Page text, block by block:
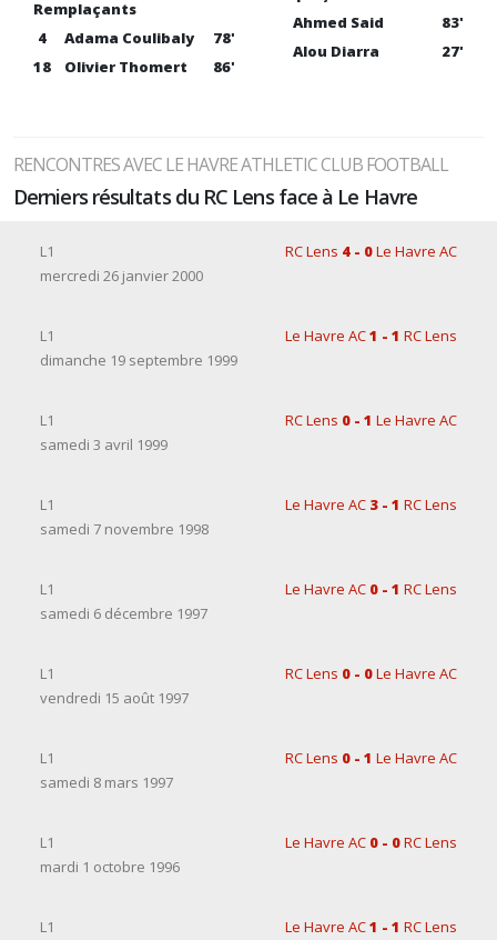
Remplaçants
4
Adama Coulibaly
78'
18
Olivier Thomert 86'
Ahmed Said
83'
Alou Diarra
27'
RENCONTRES AVEC LE HAVRE ATHLETIC CLUB FOOTBALL
Derniers résultats du RC Lens face à Le Havre
L1 RC Lens 4 - 0Le Havre AC
mercredi 26 janvier 2000
L1 Le Havre AC1 - 1 RC Lens
dimanche 19 septembre 1999
L1 RC Lens 0 - 1 Le Havre AC
samedi 3 avril 1999
L1 Le Havre AC 3 - 1 RC Lens
samedi 7 novembre 1998
L1 Le Havre AC 0 - 1 RC Lens
samedi 6 décembre 1997
L1 RC Lens 0 - 0Le Havre AC
vendredi 15 août 1997
L1 RC Lens 0 - 1 Le Havre AC
samedi 8 mars 1997
L1 Le Havre AC 0 - 0RC Lens
mardi 1 octobre 1996
L1 Le Havre AC1 - 1 RC Lens